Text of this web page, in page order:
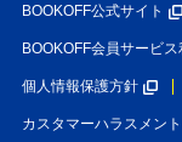
BOOKOFF公式サイト
BOOKOFF会員サービ
個人情報保護方針
カスタマーハラスメン